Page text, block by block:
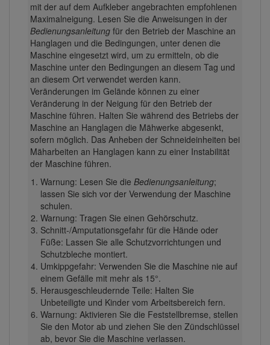
mit der auf dem Aufkleber angebrachten empfohlenen
Maximalneigung. Lesen Sie die Anweisungen in der
Bedienungsanleitungfür den Betrieb der Maschine an
Hanglagen und die Bedingungen, unter denen die
Maschine eingesetzt wird, um zu ermitteln, ob die
Maschine unter den Bedingungen an diesem Tag und
an diesem Ort verwendet werden kann.
Veränderungen im Gelände können zu einer
Veränderung in der Neigung für den Betrieb der
Maschine führen. Halten Sie während des Betriebs der
Maschine an Hanglagen die Mähwerke abgesenkt,
sofern möglich. Das Anheben der Schneideinheiten bei
Mäharbeiten an Hanglagen kann zu einer Instabilität
der Maschine führen.
Warnung: Lesen Sie die Bedienungsanleitung;
lassen Sie sich vor der Verwendung der Maschine
schulen.
Warnung: Tragen Sie einen Gehörschutz.
Schnitt-/Amputationsgefahr für die Hände oder
Füße: Lassen Sie alle Schutzvorrichtungen und
Schutzbleche montiert.
Umkippgefahr: Verwenden Sie die Maschine nie auf
einem Gefälle mit mehr als 15°.
Herausgeschleudernde Teile: Halten Sie
Unbeteiligte und Kinder vom Arbeitsbereich fern.
Warnung: Aktivieren Sie die Feststellbremse, stellen
Sie den Motor ab und ziehen Sie den Zündschlüssel
ab, bevor Sie die Maschine verlassen.